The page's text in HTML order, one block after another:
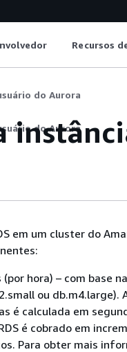
Recursos
do Aurora
do Aurora
em um cluster do
hora) – com base
ou db.m4.large).
é calculada em
é cobrado em
Para obter mais